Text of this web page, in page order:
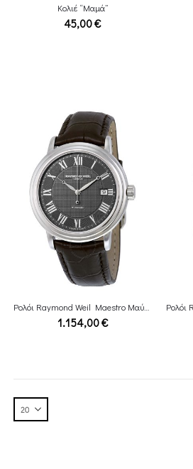
Κολιέ “Μαμά”
45,00€
1.154,00€